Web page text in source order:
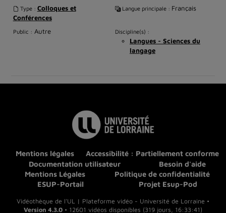
Type : Colloques et
Conférences
Langue principale : Français
Public : Autre Discipline(s) :
Langues - Sciences du
langage
Mentions légales
Accessibilité : Partiellement conforme
Documentation utilisateur
Besoin d'aide
Mentions Légales
Politique de confidentialité
ESUP-Portail
Projet Esup-Pod
Vidéothèque de l'UL | Plateforme vidéo - Université de Lorraine •
Version 4.3.0 • 12601 vidéos disponibles (319 jours, 16:33:41)